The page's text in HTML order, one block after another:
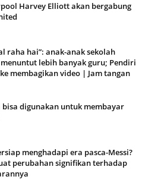
Harvey Elliott akan bergabung
raha hai”: anak-anak sekolah
lebih banyak guru; Pendiri
membagikan video | Jam tangan
digunakan untuk membayar
menghadapi era pasca-Messi?
perubahan signifikan terhadap